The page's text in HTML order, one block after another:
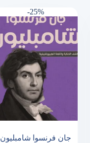
-25%
جان فرنسوا شامبليون